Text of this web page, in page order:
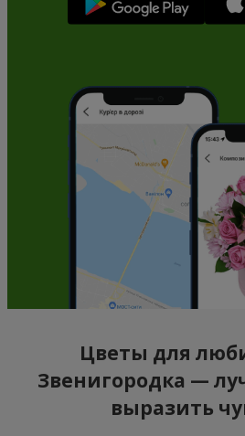
Цветы для
Звенигородка —
выразить